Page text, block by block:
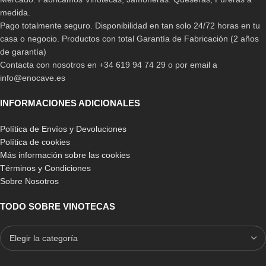
medida.
Pago totalmente seguro. Disponibilidad en tan solo 24/72 horas en tu
casa o negocio. Productos con total Garantía de Fabricación (2 años
de garantía)
Contacta con nosotros en +34 619 94 74 29 o por email a
info@enocave.es
INFORMACIONES ADICIONALES
Política de Envíos y Devoluciones
Política de cookies
Más información sobre las cookies
Términos y Condiciones
Sobre Nosotros
TODO SOBRE VINOTECAS